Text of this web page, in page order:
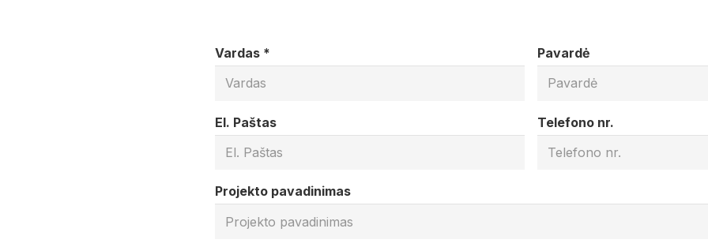
Vardas * Pavardė
El. Paštas Telefono nr.
Projekto pavadinimas